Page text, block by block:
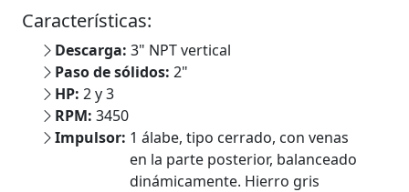
Características:
Descarga: 3" NPT vertical
Paso de sólidos: 2"
HP: 2 y 3
RPM: 3450
Impulsor: 1 álabe, tipo cerrado, con venas
en la parte posterior, balanceado
dinámicamente. Hierro gris